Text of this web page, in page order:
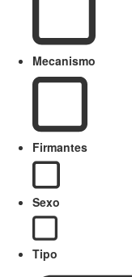
Mecanismo
Firmantes
Sexo
Tipo